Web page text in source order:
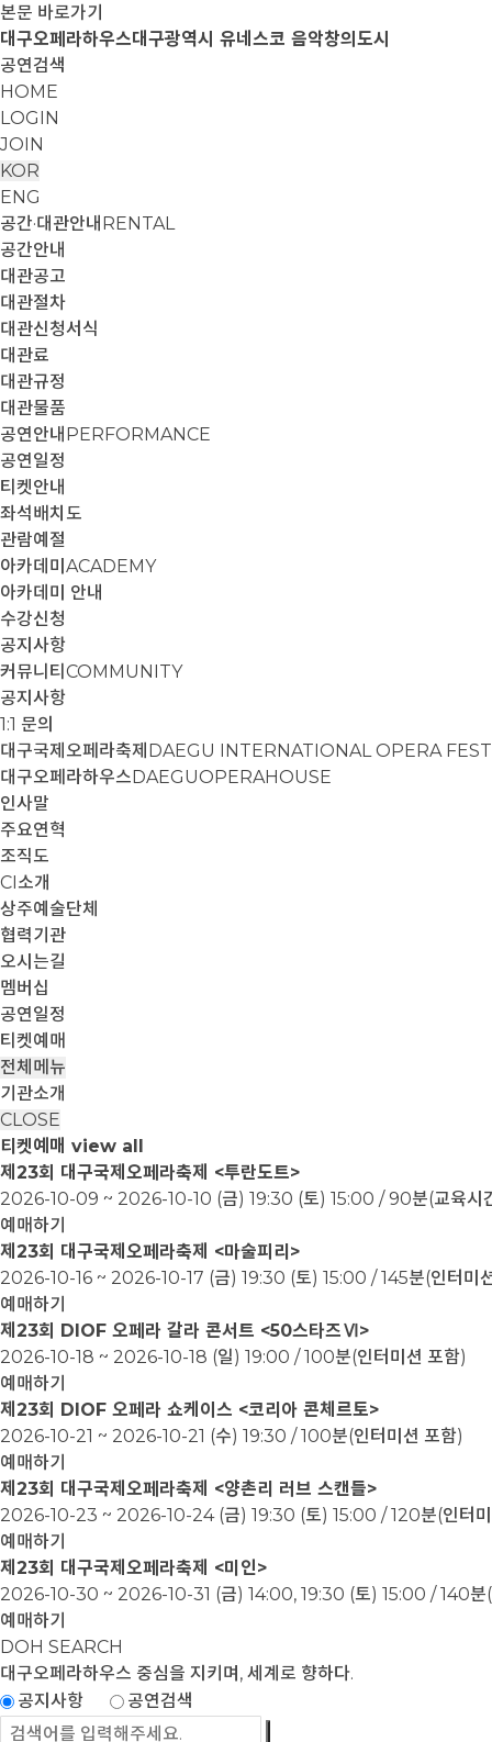
본문 바로가기
대구오페라하우스대구광역시 유네스코 음악창의도시
공연검색
HOME
LOGIN
JOIN
KOR
ENG
공간·대관안내 RENTAL
공간안내
대관공고
대관절차
대관신청서식
대관료
대관규정
대관물품
공연안내 PERFORMANCE
공연일정
티켓안내
좌석배치도
관람예절
아카데미 ACADEMY
아카데미 안내
수강신청
공지사항
커뮤니티 COMMUNITY
공지사항
1:1 문의
대구국제오페라축제 DAEGU INTERNATIONAL OPERA
대구오페라하우스DAEGUOPERAHOUSE
인사말
주요연혁
조직도
CI소개
상주예술단체
협력기관
오시는길
멤버십
공연일정
티켓예매
전체메뉴
기관소개
CLOSE
티켓예매 view all
제23회 대구국제오페라축제 <투란도트>
2026-10-09 ~ 2026-10-10 (금) 19:30 (토) 15:00 / 90분(교육시
예매하기
제23회 대구국제오페라축제 <마술피리>
2026-10-16 ~ 2026-10-17 (금) 19:30 (토) 15:00 / 145분(인터미
예매하기
제23회 DIOF 오페라 갈라 콘서트 <50스타즈Ⅵ>
2026-10-18 ~ 2026-10-18 (일) 19:00 / 100분(인터미션 포함)
예매하기
제23회 DIOF 오페라 쇼케이스 <코리아 콘체르토>
2026-10-21 ~ 2026-10-21 (수) 19:30 / 100분(인터미션 포함)
예매하기
제23회 대구국제오페라축제 <양촌리 러브 스캔들>
2026-10-23 ~ 2026-10-24 (금) 19:30 (토) 15:00 / 120분(인터
예매하기
제23회 대구국제오페라축제 <미인>
2026-10-30 ~ 2026-10-31 (금) 14:00, 19:30 (토) 15:00 / 140분
예매하기
DOH SEARCH
대구오페라하우스 중심을 지키며, 세계로 향하다.
공지사항
공연검색